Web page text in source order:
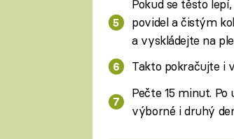
Pokud se těsto
povidel a čistým
a vyskládejte na
Takto pokračujte i
Pečte 15 minut.
výborné i druhý